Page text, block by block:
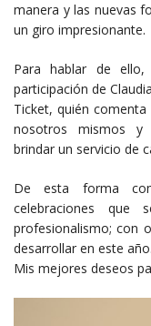
manera y las nuevas
un giro impresionante.
Para hablar de
participación de
Ticket, quién
nosotros mismos y
brindar un servicio de
De esta forma
celebraciones
profesionalismo; con
desarrollar en este año.
Mis mejores deseos